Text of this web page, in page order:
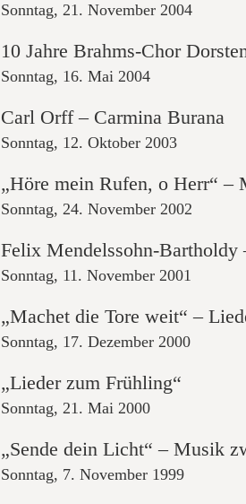
Sonntag, 21. November 2004
10 Jahre Brahms-Chor
Sonntag, 16. Mai 2004
Carl Orff – Carmina Burana
Sonntag, 12. Oktober 2003
„Höre mein Rufen, o Herr“ –
Sonntag, 24. November 2002
Felix Mendelssohn-Bartholdy
Sonntag, 11. November 2001
„Machet die Tore weit“ –
Sonntag, 17. Dezember 2000
„Lieder zum Frühling“
Sonntag, 21. Mai 2000
„Sende dein Licht“ – Musik
Sonntag, 7. November 1999